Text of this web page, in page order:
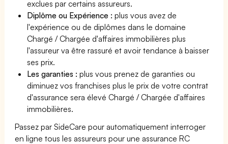
exclues par certains assureurs.
Diplôme ou Expérience :plus vous avez de
l'expérience ou de diplômes dans le domaine
Chargé / Chargée d'affaires immobilières plus
l'assureur va être rassuré et avoir tendance à baisser
ses prix.
Les garanties :plus vous prenez de garanties ou
diminuez vos franchises plus le prix de votre contrat
d'assurance sera élevé Chargé / Chargée d'affaires
immobilières.
Passez par SideCare pour automatiquement interroger
en ligne tous les assureurs pour une assurance RC